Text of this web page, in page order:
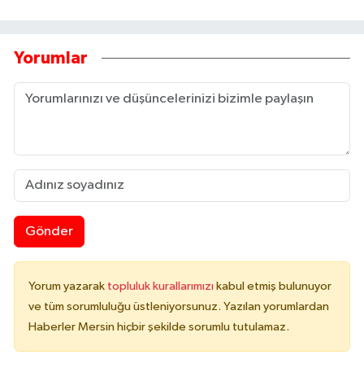
Yorumlar
Gönder
Yorum yazarak topluluk kurallarımızı kabul etmiş bulunuyor
ve tüm sorumluluğu üstleniyorsunuz. Yazılan yorumlardan
Haberler Mersin hiçbir şekilde sorumlu tutulamaz.